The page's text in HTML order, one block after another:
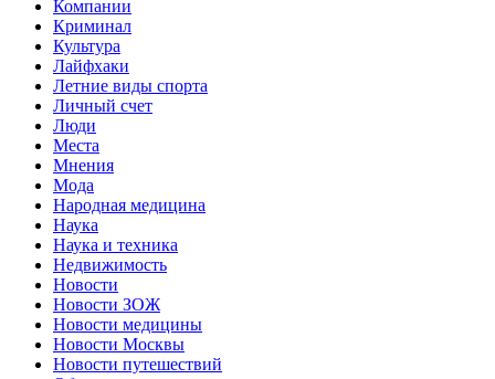
Компании
Криминал
Культура
Лайфхаки
Летние виды спорта
Личный счет
Люди
Места
Мнения
Мода
Народная медицина
Наука
Наука и техника
Недвижимость
Новости
Новости ЗОЖ
Новости медицины
Новости Москвы
Новости путешествий